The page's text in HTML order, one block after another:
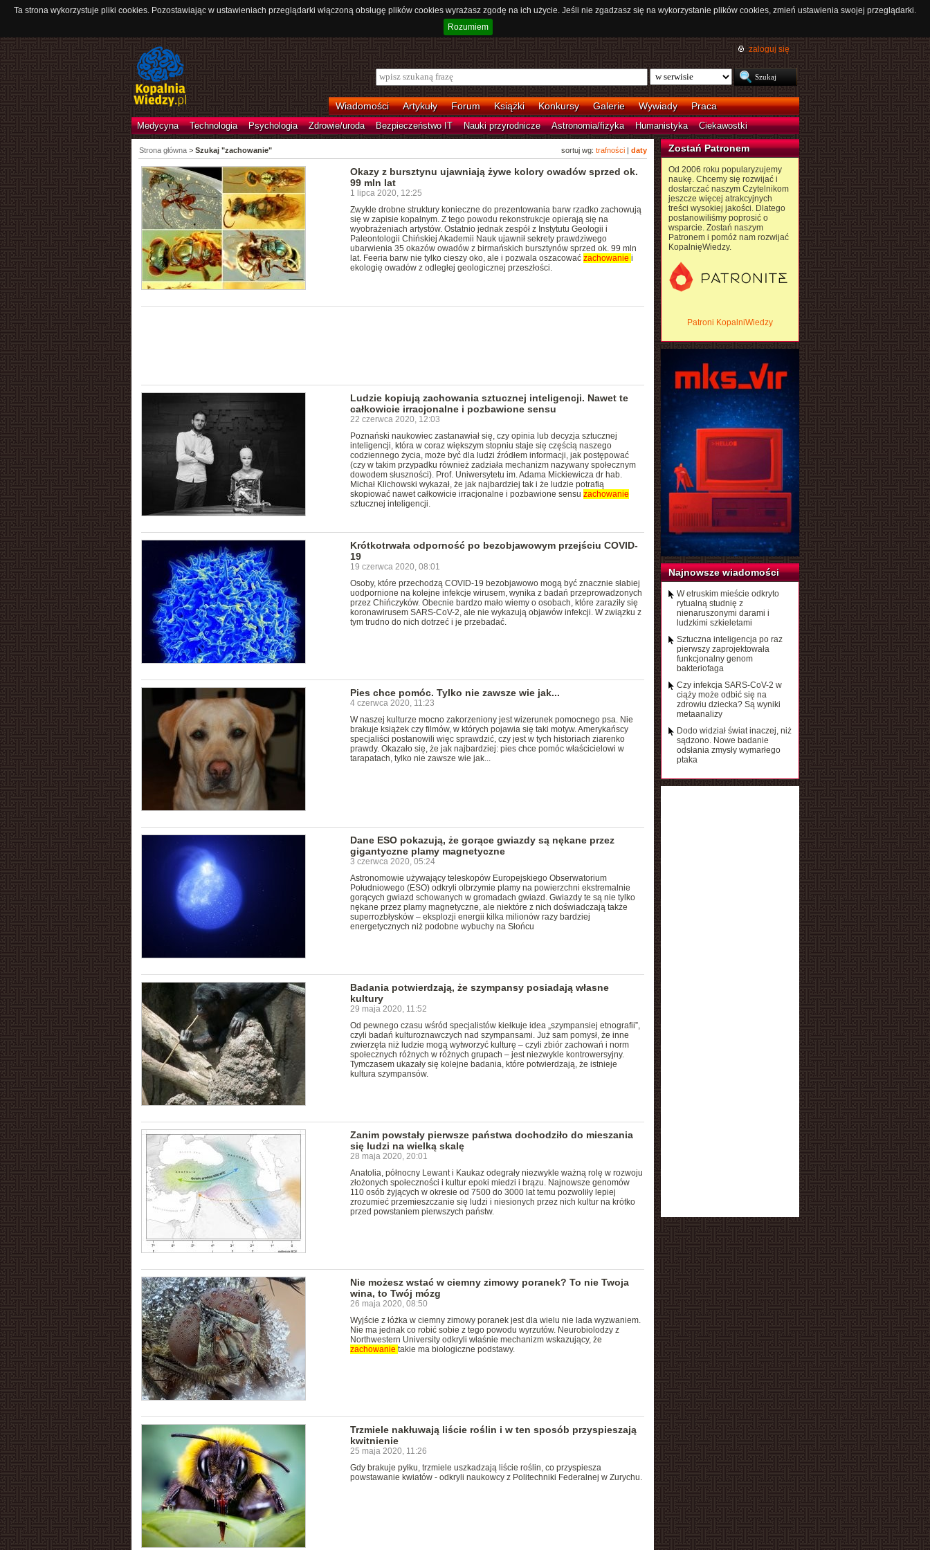
Ta strona wykorzystuje pliki cookies. Pozostawiając w ustawieniach przeglądarki włączoną obsługę plików cookies wyrażasz zgodę na ich użycie. Jeśli nie zgadzasz się na wykorzystanie plików cookies, zmień ustawienia swojej przeglądarki.
Rozumiem
zaloguj się
Wiadomości Artykuły Forum Książki Konkursy Galerie Wywiady Praca
Medycyna Technologia Psychologia Zdrowie/uroda Bezpieczeństwo IT Nauki przyrodnicze Astronomia/fizyka Humanistyka Ciekawostki
sortuj wg: trafności| daty
Strona główna> Szukaj "zachowanie"
Okazy z bursztynu ujawniają żywe kolory owadów sprzed ok.
99 mln lat
1 lipca 2020, 12:25
Zwykle drobne struktury konieczne do prezentowania barw rzadko zachowują
się w zapisie kopalnym. Z tego powodu rekonstrukcje opierają się na
wyobrażeniach artystów. Ostatnio jednak zespół z Instytutu Geologii i
Paleontologii Chińskiej Akademii Nauk ujawnił sekrety prawdziwego
ubarwienia 35 okazów owadów z birmańskich bursztynów sprzed ok. 99 mln
lat. Feeria barw nie tylko cieszy oko, ale i pozwala oszacować zachowanie i
ekologię owadów z odległej geologicznej przeszłości.
Ludzie kopiują zachowania sztucznej inteligencji. Nawet te
całkowicie irracjonalne i pozbawione sensu
22 czerwca 2020, 12:03
Poznański naukowiec zastanawiał się, czy opinia lub decyzja sztucznej
inteligencji, która w coraz większym stopniu staje się częścią naszego
codziennego życia, może być dla ludzi źródłem informacji, jak postępować
(czy w takim przypadku również zadziała mechanizm nazywany społecznym
dowodem słuszności). Prof. Uniwersytetu im. Adama Mickiewicza dr hab.
Michał Klichowski wykazał, że jak najbardziej tak i że ludzie potrafią
skopiować nawet całkowicie irracjonalne i pozbawione sensu zachowanie
sztucznej inteligencji.
Krótkotrwała odporność po bezobjawowym przejściu COVID-
19
19 czerwca 2020, 08:01
Osoby, które przechodzą COVID-19 bezobjawowo mogą być znacznie słabiej
uodpornione na kolejne infekcje wirusem, wynika z badań przeprowadzonych
przez Chińczyków. Obecnie bardzo mało wiemy o osobach, które zaraziły się
koronawirusem SARS-CoV-2, ale nie wykazują objawów infekcji. W związku z
tym trudno do nich dotrzeć i je przebadać.
Pies chce pomóc. Tylko nie zawsze wie jak...
4 czerwca 2020, 11:23
W naszej kulturze mocno zakorzeniony jest wizerunek pomocnego psa. Nie
brakuje książek czy filmów, w których pojawia się taki motyw. Amerykańscy
specjaliści postanowili więc sprawdzić, czy jest w tych historiach ziarenko
prawdy. Okazało się, że jak najbardziej: pies chce pomóc właścicielowi w
tarapatach, tylko nie zawsze wie jak...
Dane ESO pokazują, że gorące gwiazdy są nękane przez
gigantyczne plamy magnetyczne
3 czerwca 2020, 05:24
Astronomowie używający teleskopów Europejskiego Obserwatorium
Południowego (ESO) odkryli olbrzymie plamy na powierzchni ekstremalnie
gorących gwiazd schowanych w gromadach gwiazd. Gwiazdy te są nie tylko
nękane przez plamy magnetyczne, ale niektóre z nich doświadczają także
superrozbłysków – eksplozji energii kilka milionów razy bardziej
energetycznych niż podobne wybuchy na Słońcu
Badania potwierdzają, że szympansy posiadają własne
kultury
29 maja 2020, 11:52
Od pewnego czasu wśród specjalistów kiełkuje idea „szympansiej etnografii”,
czyli badań kulturoznawczych nad szympansami. Już sam pomysł, że inne
zwierzęta niż ludzie mogą wytworzyć kulturę – czyli zbiór zachowań i norm
społecznych różnych w różnych grupach – jest niezwykle kontrowersyjny.
Tymczasem ukazały się kolejne badania, które potwierdzają, że istnieje
kultura szympansów.
Zanim powstały pierwsze państwa dochodziło do mieszania
się ludzi na wielką skalę
28 maja 2020, 20:01
Anatolia, północny Lewant i Kaukaz odegrały niezwykle ważną rolę w rozwoju
złożonych społeczności i kultur epoki miedzi i brązu. Najnowsze genomów
110 osób żyjących w okresie od 7500 do 3000 lat temu pozwoliły lepiej
zrozumieć przemieszczanie się ludzi i niesionych przez nich kultur na krótko
przed powstaniem pierwszych państw.
Nie możesz wstać w ciemny zimowy poranek? To nie Twoja
wina, to Twój mózg
26 maja 2020, 08:50
Wyjście z łóżka w ciemny zimowy poranek jest dla wielu nie lada wyzwaniem.
Nie ma jednak co robić sobie z tego powodu wyrzutów. Neurobiolodzy z
Northwestern University odkryli właśnie mechanizm wskazujący, że
zachowanie takie ma biologiczne podstawy.
Trzmiele nakłuwają liście roślin i w ten sposób przyspieszają
kwitnienie
25 maja 2020, 11:26
Gdy brakuje pyłku, trzmiele uszkadzają liście roślin, co przyspiesza
powstawanie kwiatów - odkryli naukowcy z Politechniki Federalnej w Zurychu.
Zostań Patronem
Od 2006 roku popularyzujemy
naukę. Chcemy się rozwijać i
dostarczać naszym Czytelnikom
jeszcze więcej atrakcyjnych
treści wysokiej jakości. Dlatego
postanowiliśmy poprosić o
wsparcie. Zostań naszym
Patronem i pomóż nam rozwijać
KopalnięWiedzy.
Patroni KopalniWiedzy
Najnowsze wiadomości
W etruskim mieście odkryto
rytualną studnię z
nienaruszonymi darami i
ludzkimi szkieletami
Sztuczna inteligencja po raz
pierwszy zaprojektowała
funkcjonalny genom
bakteriofaga
Czy infekcja SARS-CoV-2 w
ciąży może odbić się na
zdrowiu dziecka? Są wyniki
metaanalizy
Dodo widział świat inaczej, niż
sądzono. Nowe badanie
odsłania zmysły wymarłego
ptaka